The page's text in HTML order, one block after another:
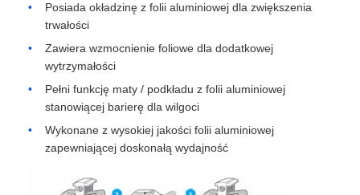
Cewka z taśmy aluminiowej
Aluminiowa płyta do szachownicy
Tłoczone aluminium
folia aluminium laminowana
Posiada okładzinę z folii aluminiowej dla zwiększenia
trwałości
Zawiera wzmocnienie foliowe dla dodatkowej
wytrzymałości
Pełni funkcję maty / podkładu z folii aluminiowej
stanowiącej barierę dla wilgoci
Wykonane z wysokiej jakości folii aluminiowej
zapewniającej doskonałą wydajność